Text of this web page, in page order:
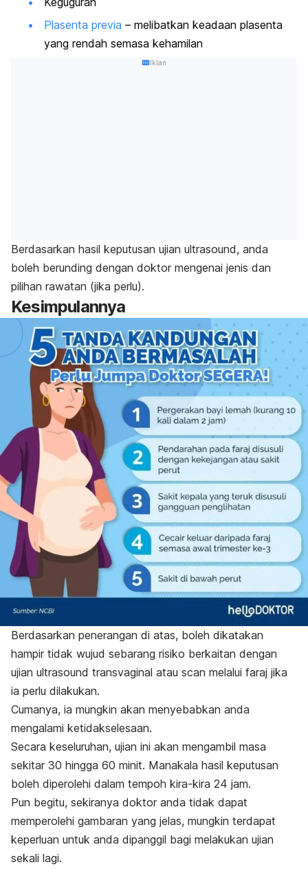
Plasenta previa – melibatkan keadaan plasenta
yang rendah semasa kehamilan
Iklan
Berdasarkan hasil keputusan ujian ultrasound, anda
boleh berunding dengan doktor mengenai jenis dan
pilihan rawatan (jika perlu).
Kesimpulannya
Berdasarkan penerangan di atas, boleh dikatakan
hampir tidak wujud sebarang risiko berkaitan dengan
ujian ultrasound transvaginal atau scan melalui faraj jika
ia perlu dilakukan.
Cumanya, ia mungkin akan menyebabkan anda
mengalami ketidakselesaan.
Secara keseluruhan, ujian ini akan mengambil masa
sekitar 30 hingga 60 minit. Manakala hasil keputusan
boleh diperolehi dalam tempoh kira-kira 24 jam.
Pun begitu, sekiranya doktor anda tidak dapat
memperolehi gambaran yang jelas, mungkin terdapat
keperluan untuk anda dipanggil bagi melakukan ujian
sekali lagi.